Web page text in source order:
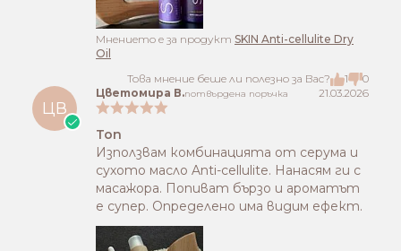
Mнението е за продукт SKIN Anti-cellulite Dry
Oil
Това мнение беше ли полезно за Вас?
1 0
ЦВ
Цветомира В.потвърдена поръчка 21.03.2026
Топ
Използвам комбинацията от серума и
сухото масло Anti-cellulite. Нанасям ги с
масажора. Попиват бързо и ароматът
е супер. Определено има видим ефект.